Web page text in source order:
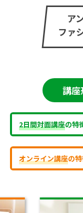
ア
ファ
講座
2日間対面講座の特
オンライン講座の